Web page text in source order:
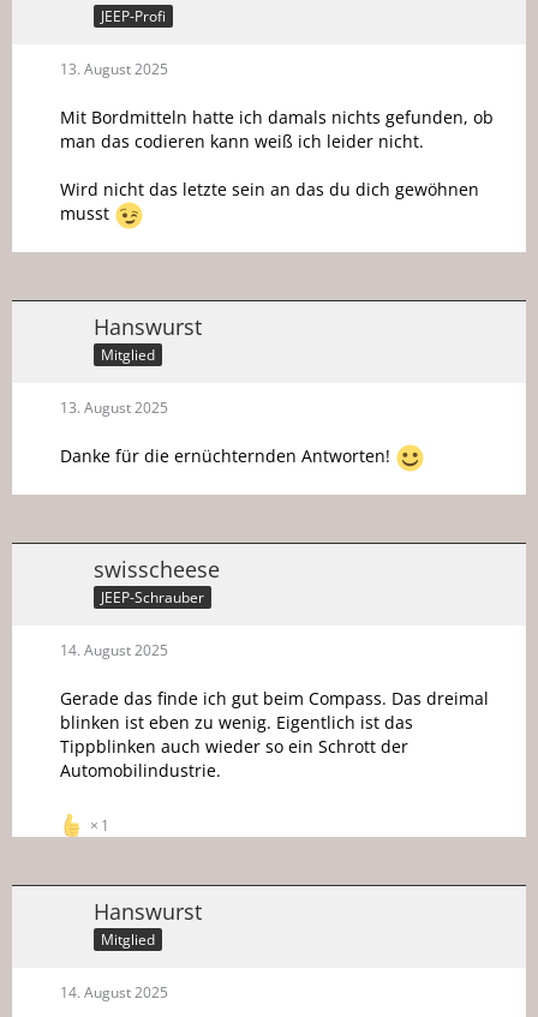
JEEP-Profi
13. August 2025
Mit Bordmitteln hatte ich damals nichts gefunden, ob
man das codieren kann weiß ich leider nicht.
Wird nicht das letzte sein an das du dich gewöhnen
musst
Hanswurst
Mitglied
13. August 2025
Danke für die ernüchternden Antworten!
swisscheese
JEEP-Schrauber
14. August 2025
Gerade das finde ich gut beim Compass. Das dreimal
blinken ist eben zu wenig. Eigentlich ist das
Tippblinken auch wieder so ein Schrott der
Automobilindustrie.
1
Hanswurst
Mitglied
14. August 2025